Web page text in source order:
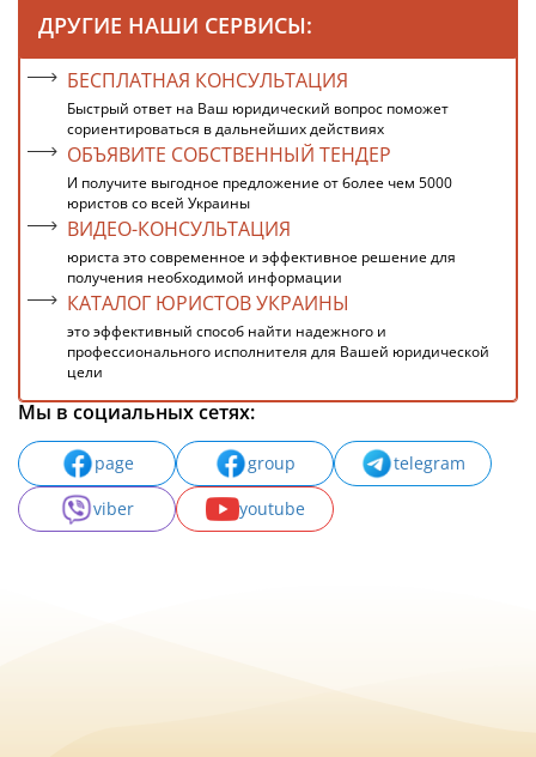
ДРУГИЕ НАШИ СЕРВИСЫ:
БЕСПЛАТНАЯ КОНСУЛЬТАЦИЯ
Быстрый ответ на Ваш юридический вопрос поможет
сориентироваться в дальнейших действиях
ОБЪЯВИТЕ СОБСТВЕННЫЙ ТЕНДЕР
И получите выгодное предложение от более чем 5000
юристов со всей Украины
ВИДЕО-КОНСУЛЬТАЦИЯ
юриста это современное и эффективное решение для
получения необходимой информации
КАТАЛОГ ЮРИСТОВ УКРАИНЫ
это эффективный способ найти надежного и
профессионального исполнителя для Вашей юридической
цели
Мы в социальных сетях:
page group
telegram
viber
youtube